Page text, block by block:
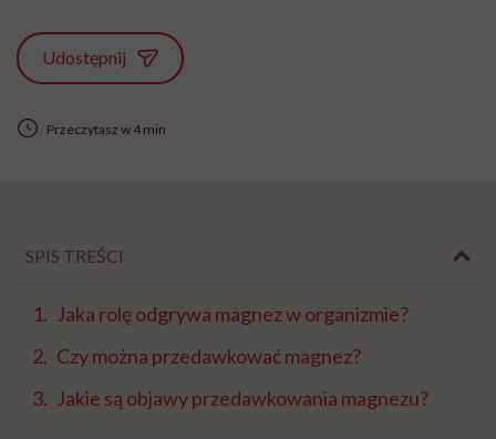
Udostępnij
Przeczytasz w 4 min
SPIS TREŚCI
Jaka rolę odgrywa magnez w organizmie?
Czy można przedawkować magnez?
Jakie są objawy przedawkowania magnezu?